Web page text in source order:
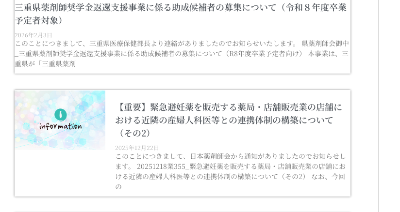
三重県薬剤師奨学金返還支援事業に係る助成候補者の募集について（令和８年度卒業
予定者対象）
2026年2月3日
このことにつきまして、三重県医療保健部長より連絡がありましたのでお知らせいたします。 県薬剤師会御中
_三重県薬剤師奨学金返還支援事業に係る助成候補者の募集について（R8年度卒業予定者向け） 本事業は、三
重県が「三重県薬剤
【重要】緊急避妊薬を販売する薬局・店舗販売業の店舗に
おける近隣の産婦人科医等との連携体制の構築について
（その2）
2025年12月22日
このことにつきまして、日本薬剤師会から通知がありましたのでお知らせし
ます。 20251218業355_緊急避妊薬を販売する薬局・店舗販売業の店舗にお
ける近隣の産婦人科医等との連携体制の構築について（その2） なお、今回
の